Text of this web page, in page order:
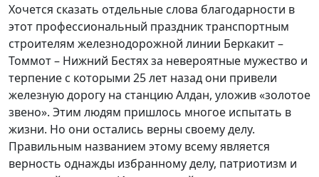
Хочется сказать отдельные слова благодарности в
этот профессиональный праздник транспортным
строителям железнодорожной линии Беркакит –
Томмот – Нижний Бестях за невероятные мужество и
терпение с которыми 25 лет назад они привели
железную дорогу на станцию Алдан, уложив «золотое
звено». Этим людям пришлось многое испытать в
жизни. Но они остались верны своему делу.
Правильным названием этому всему является
верность однажды избранному делу, патриотизм и